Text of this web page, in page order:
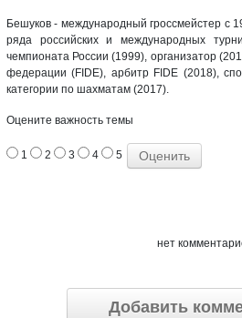
Бешуков - международный гроссмейстер с
ряда российских и международных
чемпионата России (1999), организатор
федерации (FIDE), арбитр FIDE (2018),
категории по шахматам (2017).
Оцените важность темы
1 2 3 4 5
нет
Добавить